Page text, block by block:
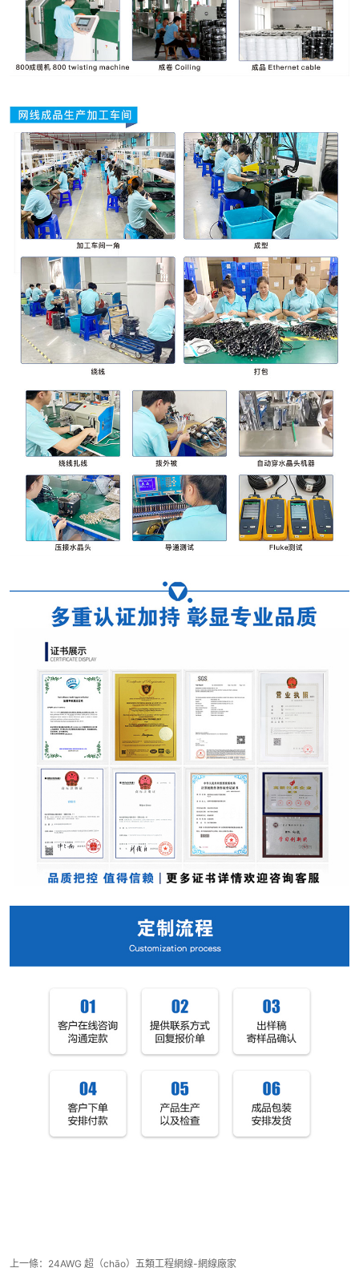
上一條： 24AWG 超（chāo）五類工程網線-網線廠家